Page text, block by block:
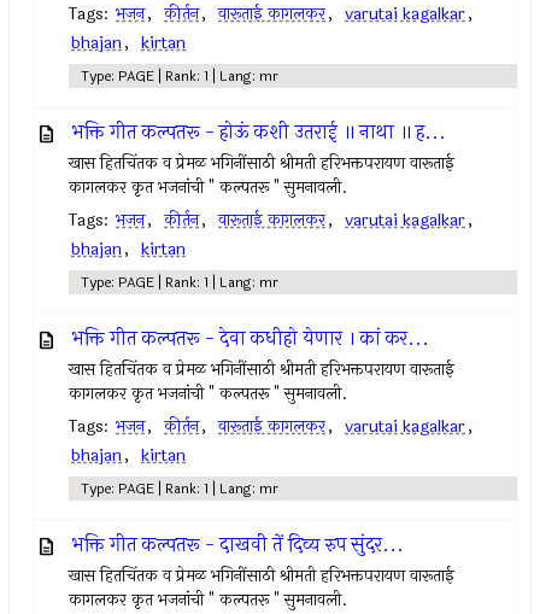
Tags: भजन, कीर्तन, वारूताई कागलकर, varutai kagalkar,
bhajan, kirtan
Type: PAGE | Rank: 1 | Lang: mr
भक्ति गीत कल्पतरू - होऊं कशी उतराई ॥ नाथा ॥ ह...
खास हितचिंतक व प्रेमळ भगिनींसाठी श्रीमती हरिभक्तपरायण वारूताई
कागलकर कृत भजनांची " कल्पतरू " सुमनावली.
Tags: भजन, कीर्तन, वारूताई कागलकर, varutai kagalkar,
bhajan, kirtan
Type: PAGE | Rank: 1 | Lang: mr
भक्ति गीत कल्पतरू - देवा कधीहो येणार । कां कर...
खास हितचिंतक व प्रेमळ भगिनींसाठी श्रीमती हरिभक्तपरायण वारूताई
कागलकर कृत भजनांची " कल्पतरू " सुमनावली.
Tags: भजन, कीर्तन, वारूताई कागलकर, varutai kagalkar,
bhajan, kirtan
Type: PAGE | Rank: 1 | Lang: mr
भक्ति गीत कल्पतरू - दाखवी तें दिव्य रुप सुंदर...
खास हितचिंतक व प्रेमळ भगिनींसाठी श्रीमती हरिभक्तपरायण वारूताई
कागलकर कृत भजनांची " कल्पतरू " सुमनावली.